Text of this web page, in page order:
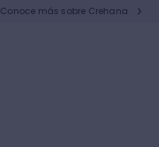
Conoce más sobre Crehana